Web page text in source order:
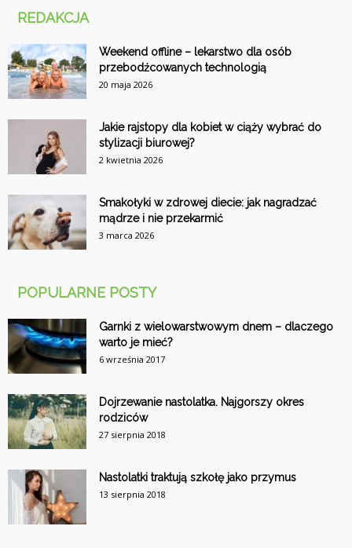
REDAKCJA
Weekend offline – lekarstwo dla osób
przebodźcowanych technologią
20 maja 2026
Jakie rajstopy dla kobiet w ciąży wybrać do
stylizacji biurowej?
2 kwietnia 2026
Smakołyki w zdrowej diecie: jak nagradzać
mądrze i nie przekarmić
3 marca 2026
POPULARNE POSTY
Garnki z wielowarstwowym dnem – dlaczego
warto je mieć?
6 września 2017
Dojrzewanie nastolatka. Najgorszy okres
rodziców
27 sierpnia 2018
Nastolatki traktują szkołę jako przymus
13 sierpnia 2018